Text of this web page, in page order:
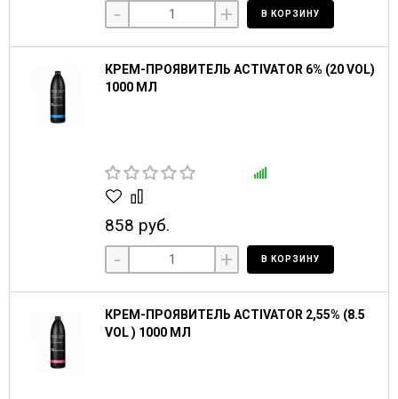
- + В КОРЗИНУ
КРЕМ-ПРОЯВИТЕЛЬ ACTIVATOR 6% (20 VOL)
1000 МЛ
858 руб.
- + В КОРЗИНУ
КРЕМ-ПРОЯВИТЕЛЬ ACTIVATOR 2,55% (8.5
VOL ) 1000 МЛ